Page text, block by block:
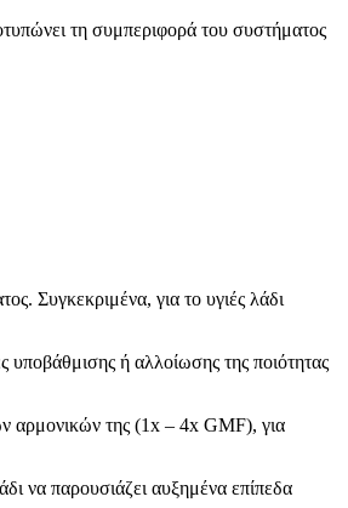
τη συμπεριφορά του συστήματος
Συγκεκριμένα, για το υγιές λάδι
υποβάθμισης ή αλλοίωσης της ποιότητας
αρμονικών της (1x – 4x GMF), για
να παρουσιάζει αυξημένα επίπεδα